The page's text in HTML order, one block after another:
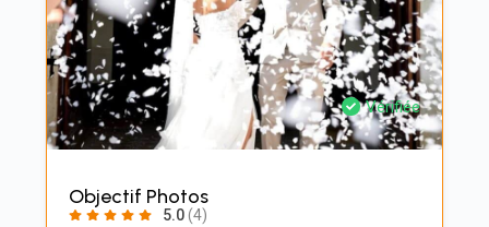
Vérifiée
Objectif Photos
5.0(4)